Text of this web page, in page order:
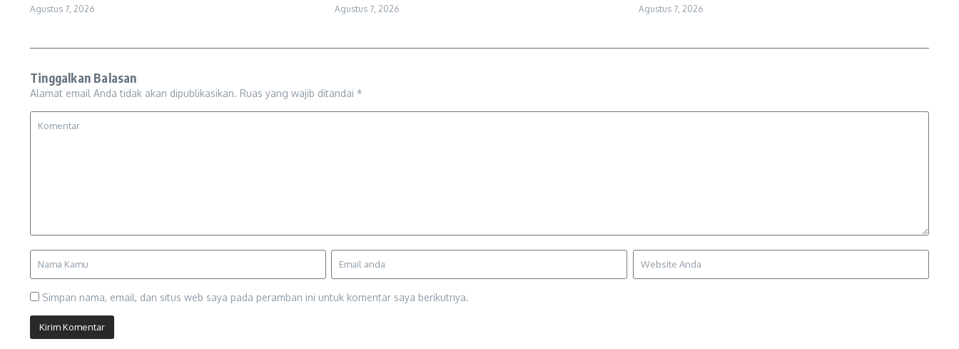
Agustus 7, 2026 Agustus 7, 2026 Agustus 7, 2026
Tinggalkan Balasan
Alamat email Anda tidak akan dipublikasikan. Ruas yang wajib ditandai *
Simpan nama, email, dan situs web saya pada peramban ini untuk komentar saya berikutnya.